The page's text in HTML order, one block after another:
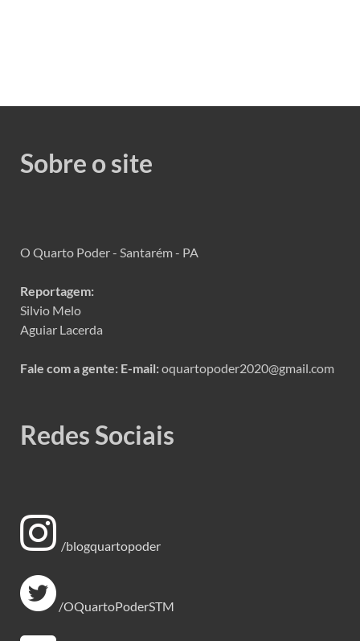
Sobre o site
O Quarto Poder - Santarém - PA
Reportagem:
Silvio Melo
Aguiar Lacerda
Fale com a gente: E-mail:oquartopoder2020@gmail.com
Redes Sociais
/blogquartopoder
/OQuartoPoderSTM